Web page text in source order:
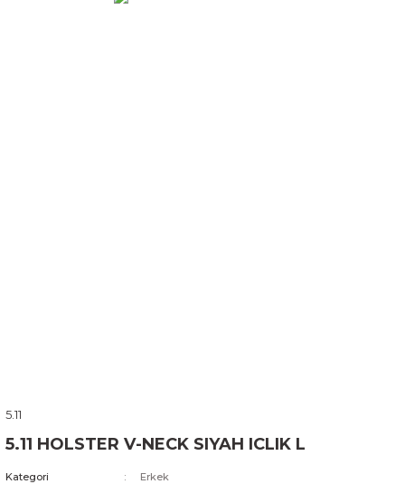
5.11
5.11 HOLSTER V-NECK SIYAH ICLIK L
Kategori
Erkek